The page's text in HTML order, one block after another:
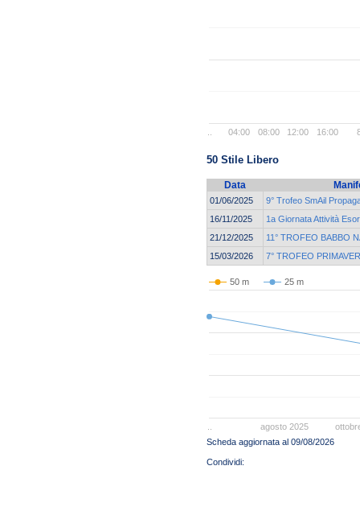
04:00 08:00 12:00 16:00
50 Stile Libero
Data
01/06/2025
9° Trofeo SmAil
16/11/2025
1a Giornata Attività
21/12/2025
11° TROFEO BABBO
15/03/2026
7° TROFEO
50 m 25 m
agosto 2025
Scheda aggiornata al 09/08/2026